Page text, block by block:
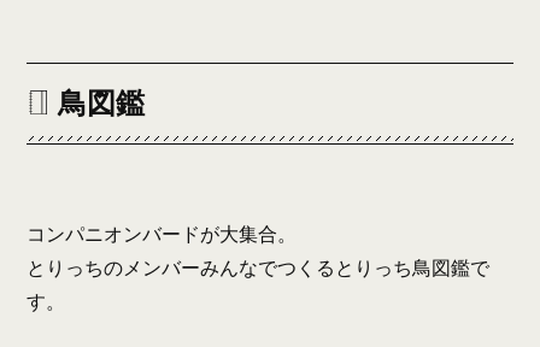
鳥図鑑
コンパニオンバードが大集合。
とりっちのメンバーみんなでつくるとりっち鳥図鑑で
す。